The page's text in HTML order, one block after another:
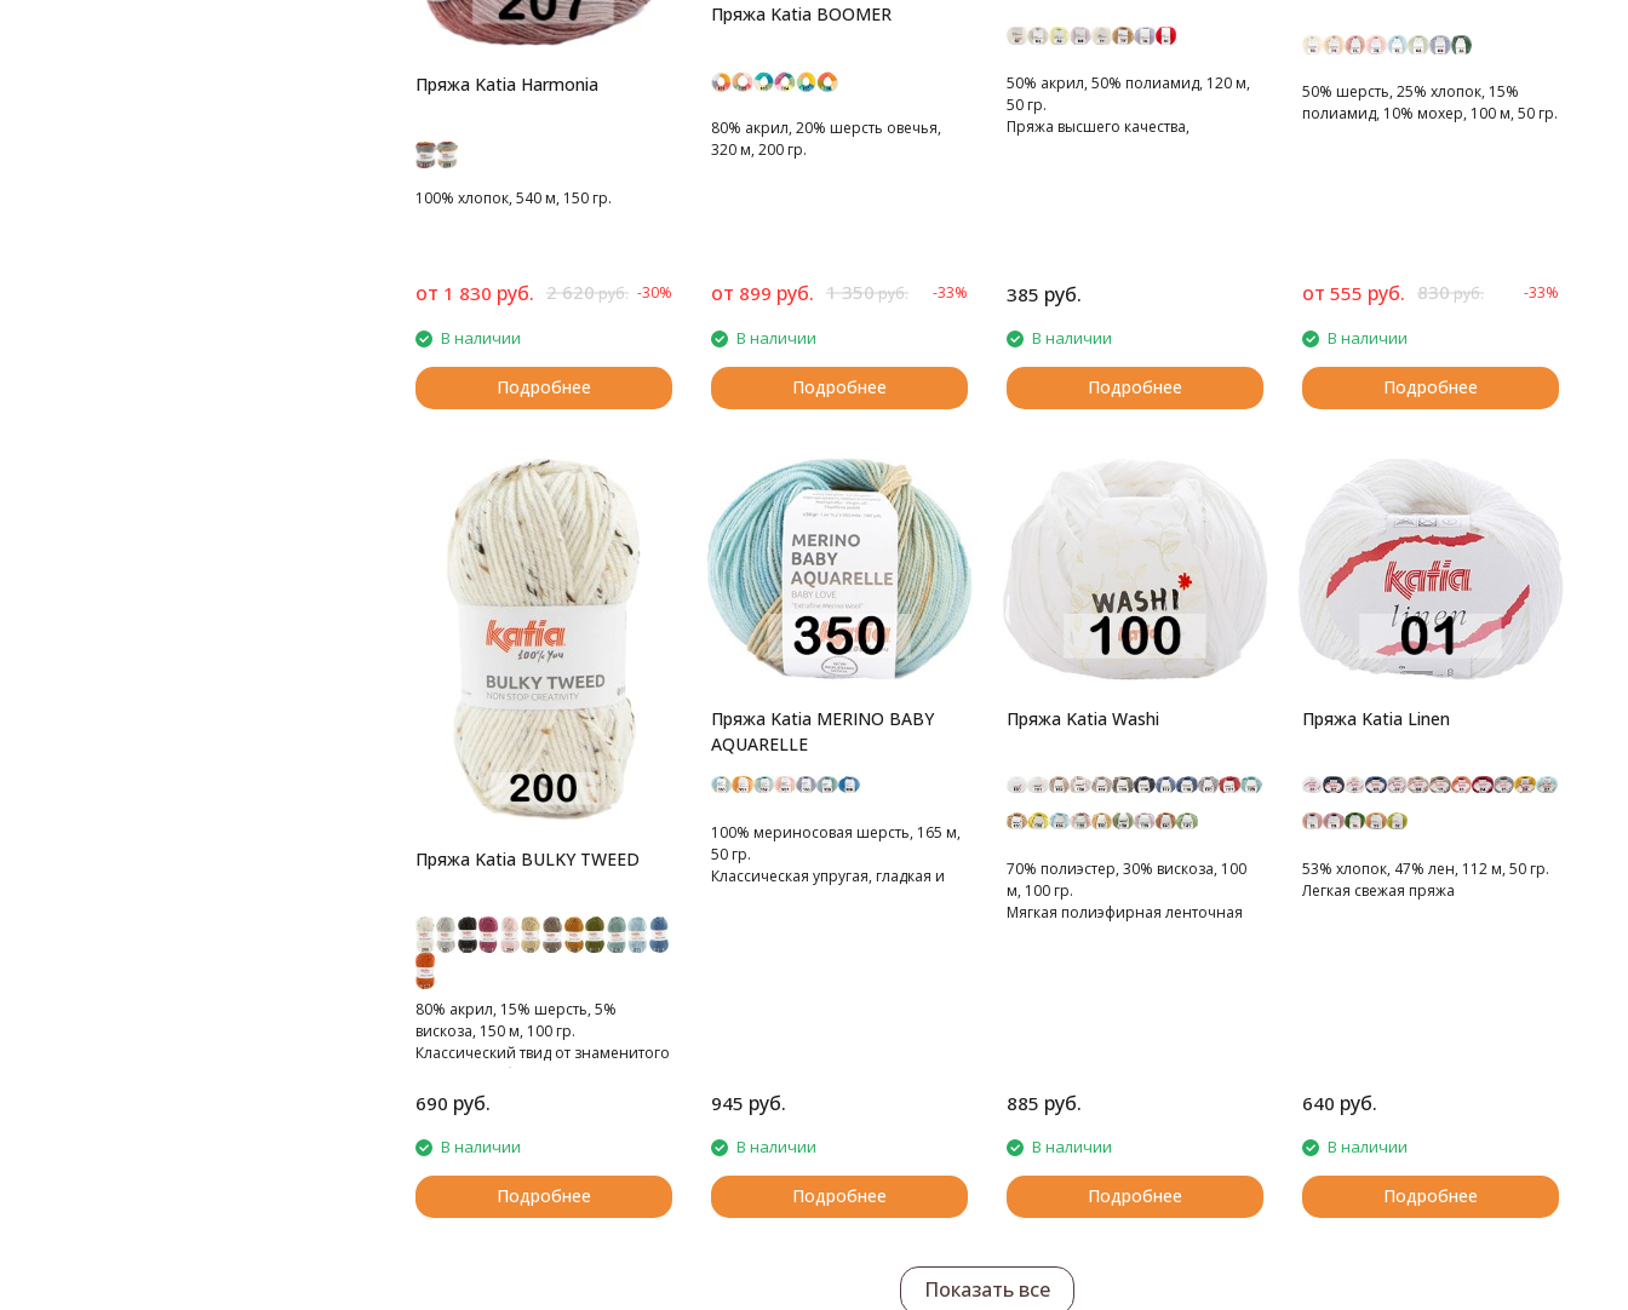
Пряжа Katia Harmonia
100% хлопок, 540 м, 150 гр.
от 1 830 руб. 2 620руб. -30%
В наличии
Подробнее
Пряжа Katia BOOMER
80% акрил, 20% шерсть овечья,
320 м, 200 гр.
от 899 руб. 1 350руб. -33%
В наличии
Подробнее
50% акрил, 50% полиамид, 120 м,
50 гр.
Пряжа высшего качества,
385 руб.
В наличии
Подробнее
50% шерсть, 25% хлопок, 15%
полиамид, 10% мохер, 100 м, 50 гр.
от 555 руб. 830руб. -33%
В наличии
Подробнее
Пряжа Katia BULKY TWEED
80% акрил, 15% шерсть, 5%
вискоза, 150 м, 100 гр.
Классический твид от знаменитого
испанского бренда.
690 руб.
В наличии
Подробнее
Пряжа Katia MERINO BABY
AQUARELLE
100% мериносовая шерсть, 165 м,
50 гр.
Классическая упругая, гладкая и
945 руб.
В наличии
Подробнее
Пряжа Katia Washi
70% полиэстер, 30% вискоза, 100
м, 100 гр.
Мягкая полиэфирная ленточная
885 руб.
В наличии
Подробнее
Пряжа Katia Linen
53% хлопок, 47% лен, 112 м, 50 гр.
Легкая свежая пряжа
640 руб.
В наличии
Подробнее
Показать все